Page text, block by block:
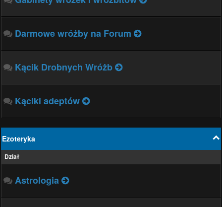
Darmowe wróżby na Forum
Kącik Drobnych Wróżb
Kąciki adeptów
Ezoteryka
Dział
Astrologia